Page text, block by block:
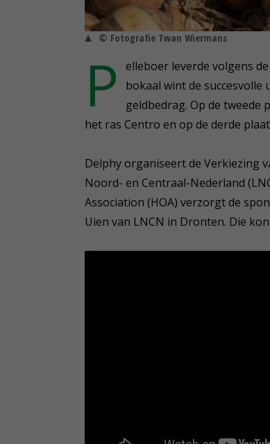
© Fotografie Twan Wiermans
P
elleboer leverde volgens
bokaal wint de succesvolle
geldbedrag. Op de
het ras Centro en op de derde
Delphy organiseert de Verkiezing
Noord- en Centraal-Nederland
Association (HOA) verzorgt de
Uien van LNCN in Dronten. Die